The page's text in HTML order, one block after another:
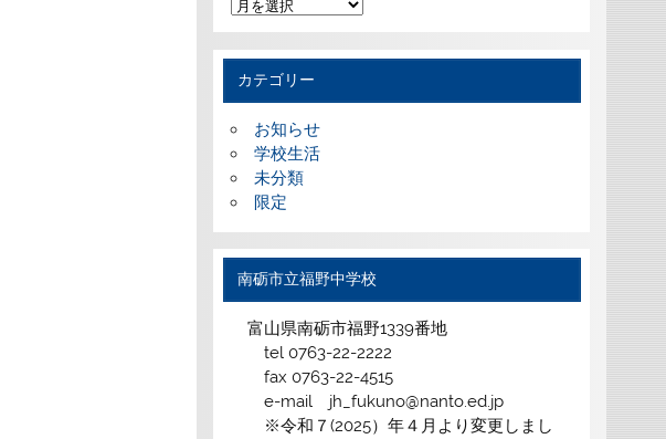
ー
カ
イ
カテゴリー
お知らせ
学校生活
未分類
限定
南砺市立福野中学校
富山県南砺市福野1339番地
tel 0763-22-2222
fax 0763-22-4515
e-mail jh_fukuno@nanto.ed.jp
※令和７(2025）年４月より変更しまし